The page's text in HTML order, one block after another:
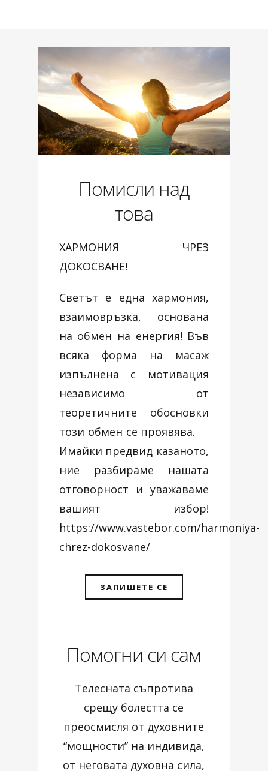
Помисли над
това
ХАРМОНИЯ ЧРЕЗ
ДОКОСВАНЕ!
Светът е една хармония,
взаимовръзка, основана
на обмен на енергия! Във
всяка форма на масаж
изпълнена с мотивация
независимо от
теоретичните обосновки
този обмен се проявява.
Имайки предвид казаното,
ние разбираме нашата
отговорност и уважаваме
вашият избор!
https://www.vastebor.com/harmoniya-
chrez-dokosvane/
ЗАПИШЕТЕ СЕ
Помогни си сам
Телесната съпротива
срещу болестта се
преосмисля от духовните
“мощности” на индивида,
от неговата духовна сила,